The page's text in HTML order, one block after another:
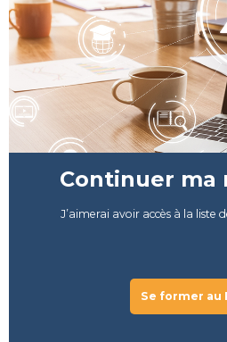
Continuer ma
J’aimerai avoir accès à la liste
Se former au